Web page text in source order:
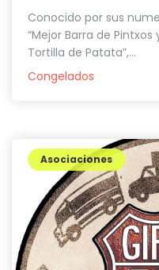
Conocido por sus
“Mejor Barra de Pintxos
Tortilla de Patata”,...
Congelados
Asociaciones